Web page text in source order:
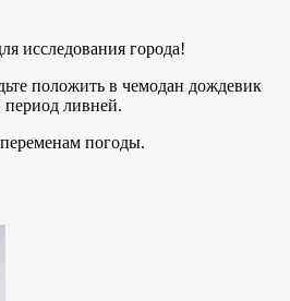
исследования города!
положить в чемодан дождевик
ливней.
погоды.